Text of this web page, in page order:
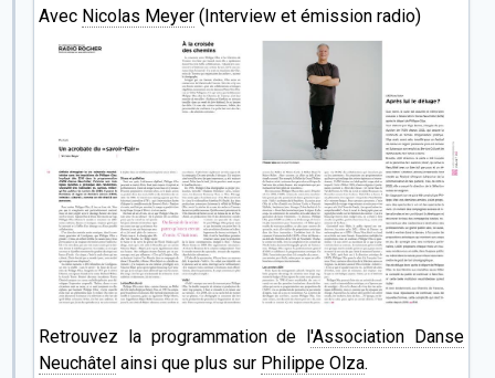
Avec Nicolas Meyer (Interview et émission radio)
Retrouvez la programmation de l'Association Danse
Neuchâtel ainsi que plus sur Philippe Olza.